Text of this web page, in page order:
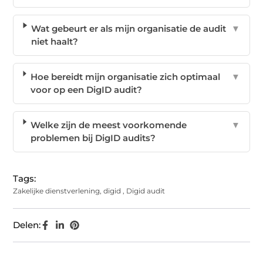
Wat gebeurt er als mijn organisatie de audit
niet haalt?
▼
Hoe bereidt mijn organisatie zich optimaal
voor op een DigID audit?
▼
Welke zijn de meest voorkomende
problemen bij DigID audits?
▼
Tags:
Zakelijke dienstverlening,digid , Digid audit
Delen: